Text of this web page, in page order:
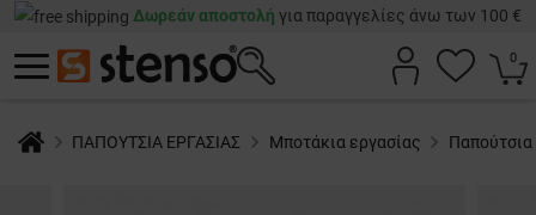
Δωρεάν αποστολή για παραγγελίες άνω των 100 €
0
ΠΑΠΟΥΤΣΙΑ ΕΡΓΑΣΙΑΣ Μποτάκια εργασίας Παπούτσια